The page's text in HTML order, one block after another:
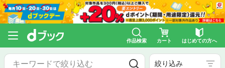
作品検索 カート はじめての方へ
絞り込み